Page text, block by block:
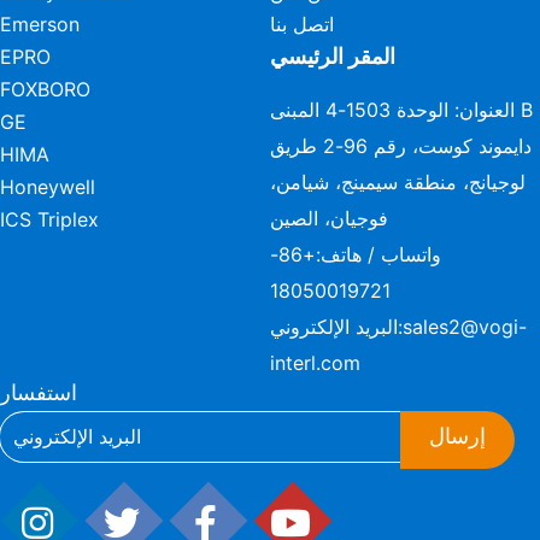
Emerson
EPRO
FOXBORO
GE
HIMA
Honeywell
ICS Triplex
اتصل بنا
المقر الرئيسي
العنوان: الوحدة 1503-4 المبنى B
دايموند كوست، رقم 96-2 طريق
لوجيانج، منطقة سيمينج، شيامن،
فوجيان، الصين
واتساب / هاتف:
+86-
18050019721
البريد الإلكتروني:sales2@vogi-
interl.com
استفسار
إرسال